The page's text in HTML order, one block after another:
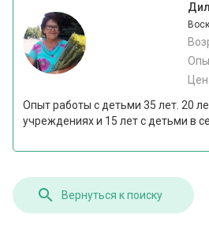
Опыт работы с детьми 35 лет. 20
учреждениях и 15 лет с детьми в
Вернуться к поиску